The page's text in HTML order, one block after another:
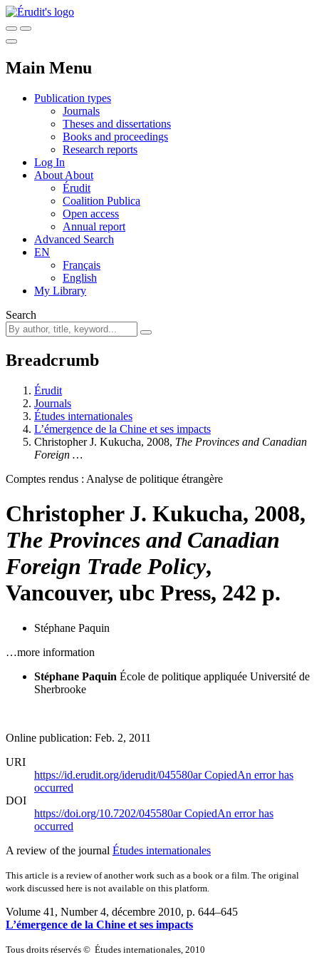
Main Menu
Publication types
Journals
Theses and dissertations
Books and proceedings
Research reports
Log In
About About
Érudit
Coalition Publica
Open access
Annual report
Advanced Search
EN
Français
English
My Library
Search
Breadcrumb
Érudit
Journals
Études internationales
L’émergence de la Chine et ses impacts
Christopher J. Kukucha, 2008, The Provinces and Canadian
Foreign …
Comptes rendus : Analyse de politique étrangère
Christopher J. Kukucha, 2008,
The Provinces and Canadian
Foreign Trade Policy,
Vancouver, ubc Press, 242 p.
Stéphane Paquin
…more information
Stéphane Paquin École de politique appliquée Université de
Sherbrooke
Online publication: Feb. 2, 2011
URI
https://id.erudit.org/iderudit/045580arCopiedAn error has
occurred
DOI
https://doi.org/10.7202/045580arCopiedAn error has
occurred
A review of the journal Études internationales
This article is a review of another work such as a book or a film. The original
work discussed here is not available on this platform.
Volume 41, Number 4, décembre 2010, p. 644–645
L’émergence de la Chine et ses impacts
Tous droits réservés © Études internationales, 2010